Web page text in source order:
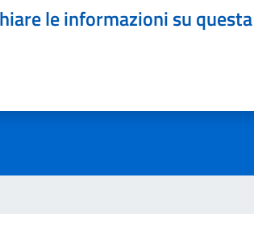
le informazioni su questa